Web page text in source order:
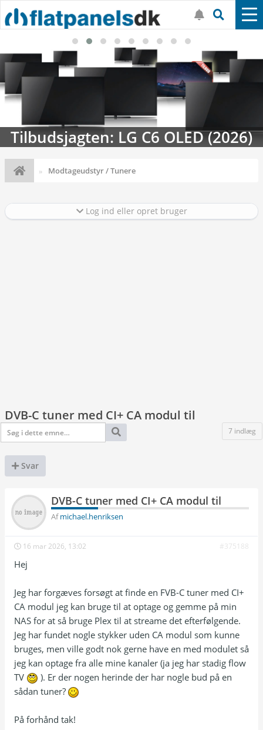
Streaming-kalenderen: Nyt i august
Modtageudstyr / Tunere
Log ind eller opret bruger
DVB-C tuner med CI+ CA modul til
7 indlæg
Svar
DVB-C tuner med CI+ CA modul til
Afmichael.henriksen
16 mar 2026, 13:02 #375188
Hej
Jeg har forgæves forsøgt at finde en FVB-C tuner med CI+
CA modul jeg kan bruge til at optage og gemme på min
NAS for at så bruge Plex til at streame det efterfølgende.
Jeg har fundet nogle stykker uden CA modul som kunne
bruges, men ville godt nok gerne have en med modulet så
jeg kan optage fra alle mine kanaler (ja jeg har stadig flow
TV
). Er der nogen herinde der har nogle bud på en
sådan tuner?
På forhånd tak!